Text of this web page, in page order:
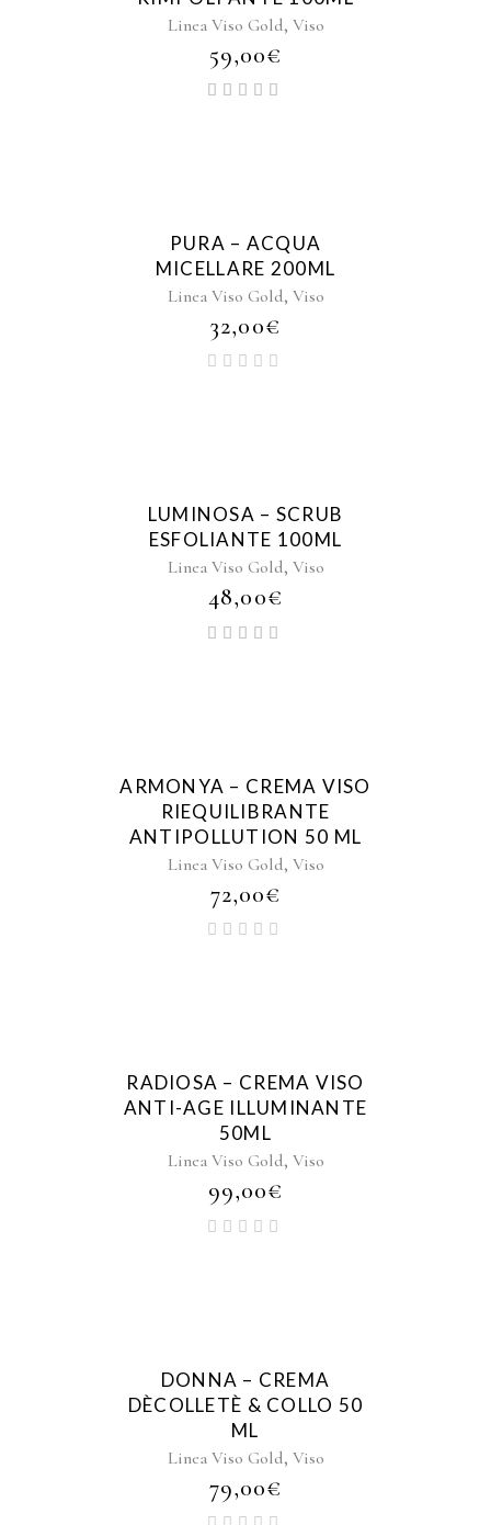
Linea Viso Gold, Viso
59,00€
PURA – ACQUA
MICELLARE 200ML
Linea Viso Gold, Viso
32,00€
LUMINOSA – SCRUB
ESFOLIANTE 100ML
Linea Viso Gold, Viso
48,00€
ARMONYA – CREMA VISO
RIEQUILIBRANTE
ANTIPOLLUTION 50 ML
Linea Viso Gold, Viso
72,00€
RADIOSA – CREMA VISO
ANTI-AGE ILLUMINANTE
50ML
Linea Viso Gold, Viso
99,00€
DONNA – CREMA
DÈCOLLETÈ & COLLO 50
ML
Linea Viso Gold, Viso
79,00€